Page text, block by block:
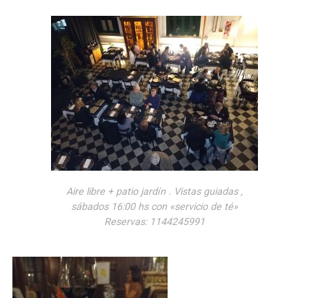
Aire libre + patio jardín . Vistas guiadas ,
sábados 16:00 hs con «servicio de té»
Reservas: 1144245991